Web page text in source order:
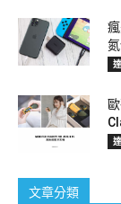
文章分類